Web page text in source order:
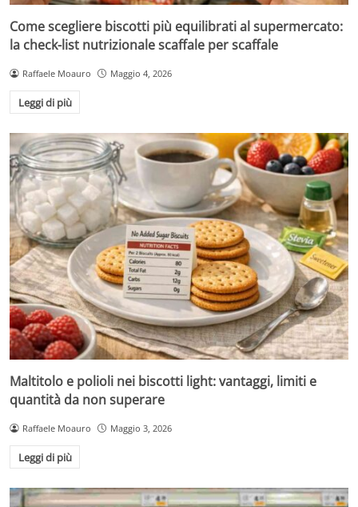
Come scegliere biscotti più equilibrati al supermercato:
la check-list nutrizionale scaffale per scaffale
Raffaele Moauro Maggio 4, 2026
Leggi di più
Maltitolo e polioli nei biscotti light: vantaggi, limiti e
quantità da non superare
Raffaele Moauro Maggio 3, 2026
Leggi di più